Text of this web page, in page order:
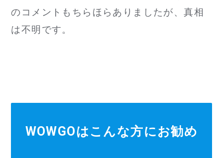
のコメントもちらほらありましたが、真相
は不明です。
WOWGOはこんな方にお勧め